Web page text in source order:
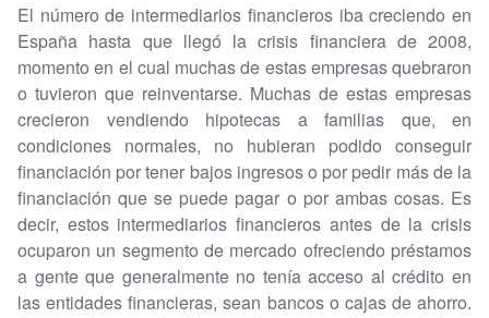
El número de intermediarios financieros iba creciendo en
España hasta que llegó la crisis financiera de 2008,
momento en el cual muchas de estas empresas quebraron
o tuvieron que reinventarse. Muchas de estas empresas
crecieron vendiendo hipotecas a familias que, en
condiciones normales, no hubieran podido conseguir
financiación por tener bajos ingresos o por pedir más de la
financiación que se puede pagar o por ambas cosas. Es
decir, estos intermediarios financieros antes de la crisis
ocuparon un segmento de mercado ofreciendo préstamos
a gente que generalmente no tenía acceso al crédito en
las entidades financieras, sean bancos o cajas de ahorro.